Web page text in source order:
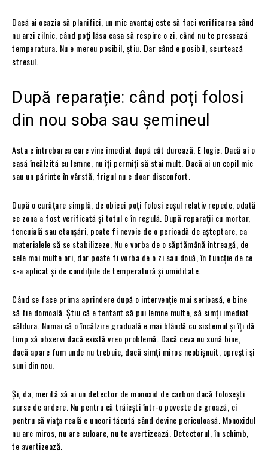
Dacă ai ocazia să planifici, un mic avantaj este să faci verificarea când
nu arzi zilnic, când poți lăsa casa să respire o zi, când nu te presează
temperatura. Nu e mereu posibil, știu. Dar când e posibil, scurtează
stresul.
După reparație: când poți folosi
din nou soba sau șemineul
Asta e întrebarea care vine imediat după cât durează. E logic. Dacă ai o
casă încălzită cu lemne, nu îți permiți să stai mult. Dacă ai un copil mic
sau un părinte în vârstă, frigul nu e doar disconfort.
După o curățare simplă, de obicei poți folosi coșul relativ repede, odată
ce zona a fost verificată și totul e în regulă. După reparații cu mortar,
tencuială sau etanșări, poate fi nevoie de o perioadă de așteptare, ca
materialele să se stabilizeze. Nu e vorba de o săptămână întreagă, de
cele mai multe ori, dar poate fi vorba de o zi sau două, în funcție de ce
s-a aplicat și de condițiile de temperatură și umiditate.
Când se face prima aprindere după o intervenție mai serioasă, e bine
să fie domoală. Știu că e tentant să pui lemne multe, să simți imediat
căldura. Numai că o încălzire graduală e mai blândă cu sistemul și îți dă
timp să observi dacă există vreo problemă. Dacă ceva nu sună bine,
dacă apare fum unde nu trebuie, dacă simți miros neobișnuit, oprești și
suni din nou.
Și, da, merită să ai un detector de monoxid de carbon dacă folosești
surse de ardere. Nu pentru că trăiești într-o poveste de groază, ci
pentru că viața reală e uneori tăcută când devine periculoasă. Monoxidul
nu are miros, nu are culoare, nu te avertizează. Detectorul, în schimb,
te avertizează.